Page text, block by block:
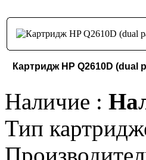
Картридж HP Q2610D (dual
Наличие :
Тип